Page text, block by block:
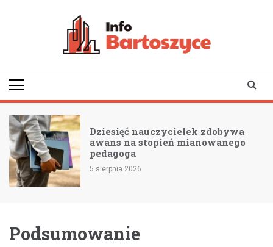
Dziesięć nauczycielek zdobywa
awans na stopień mianowanego
pedagoga
5 sierpnia 2026
Podsumowanie